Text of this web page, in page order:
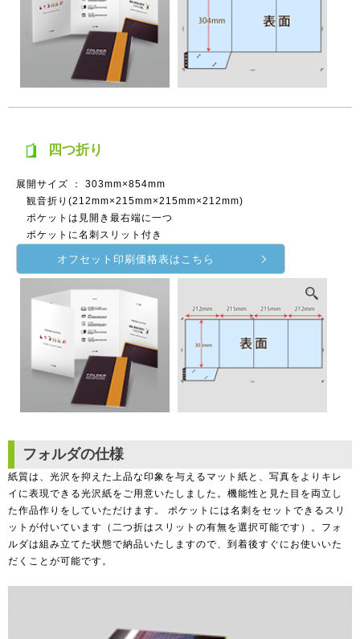
四つ折り
展開サイズ ： 303mm×854mm
観音折り(212mm×215mm×215mm×212mm)
ポケットは見開き最右端に一つ
ポケットに名刺スリット付き
オフセット印刷価格表はこちら
フォルダの仕様
紙質は、光沢を抑えた上品な印象を与えるマット紙と、写真をよりキレ
イに表現できる光沢紙をご用意いたしました。機能性と見た目を両立し
た作品作りをしていただけます。 ポケットには名刺をセットできるスリ
ットが付いています（二つ折はスリットの有無を選択可能です）。フォ
ルダは組み立てた状態で納品いたしますので、到着後すぐにお使いいた
だくことが可能です。